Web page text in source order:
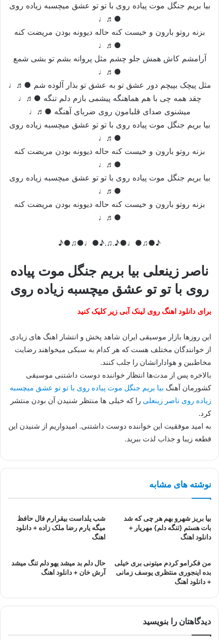
بیا بریم جنگل موت پیاده روی با تو تو عشق میچسبه زیاده روی
●♬♩
بزنه روتو بارون و خیست کنه حاله دیوونه بودن مریضت کنه
●♬♩
آرامشم کاش همش جلو چشم مثل پروانه بشم تو بشی شمع
●♬♩
مثل پیچک بپیچم دور عشق تو به عشق تو بذار آلوده شم ●♬♩
چقد همه چی با هم هماهنگه پیشمی بازم دلم تنگه ●♬♩
میشنوی صدای قلبامون روی ضربای آهنگه ●♬♩
بیا بریم جنگل موت پیاده روی با تو تو عشق میچسبه زیاده روی
●♬♩
بزنه روتو بارون و خیست کنه حاله دیوونه بودن مریضت کنه
●♬♩
بیا بریم جنگل موت پیاده روی با تو تو عشق میچسبه زیاده روی
●♬♩
بزنه روتو بارون و خیست کنه حاله دیوونه بودن مریضت کنه
●♬♩
♪●♫●♩●♪.♫.♪●♩●♫●♪
ناصر زینعلی بیا بریم جنگل موت پیاده
روی با تو تو عشق میچسبه زیاده روی
برای دانلود اهنگ روی لینک آبی زیر کلیک کنید
این روزها بازار موسیقی ایران شاهد پخش و انتشار اهنگ های زیادی
از خوانندگان مختلف هست که هر کدام به سبکی میخواهند رضایت
مخاطبین و هوادارانشان را جلب کنند.
بالاخره پس از مدت‌ها انتظار خواننده دوست داشتنی موسیقی
کشورمان آهنگ بیا بریم جنگل موت پیاده روی با تو تو عشق میچسبه
زیاده روی ناصر زینعلی را که خیلی ها منتظر شنیدن آن بودن منتشر
کرد.
به امید موفقیت این خواننده دوست داشتنی. امیدواریم از شنیدن این
قطعه زیبا و جذاب لذت ببرید.
نوشته های مشابه
بیا بریز شهرو بهم هر چی که شد
بات هستم {تنگه دلم} مهریار +
دانلود اهنگ
شب یلداست بیقرارم فال حافظ
میگه یارم رضا ملک زاده + دانلود
اهنگ
من فکرامو کردم میتونی بری خیلی
بده اینجوری منتظری یوسف زمانی
+ دانلود اهنگ
حال دلم بد میشد یهو دلم تنگ میشد
آرش خان + دانلود اهنگ
دیدگاهتان را بنویسید